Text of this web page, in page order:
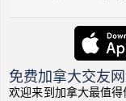
免费加拿大交友
欢迎来到加拿大最值